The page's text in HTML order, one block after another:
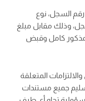
رقم السجل، نوع
وذلك مقابل مبلغ
كامل وقبض
المتعلقة
جميع مستندات